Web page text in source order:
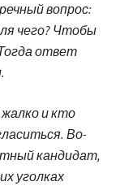
вопрос:
чего? Чтобы
ответ
и кто
Во-
кандидат,
уголках